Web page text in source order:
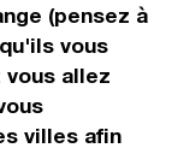
(pensez à
vous
allez
villes afin